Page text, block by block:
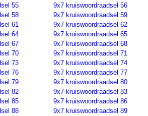
55
9x7 kruiswoordraadsel 56
58
9x7 kruiswoordraadsel 59
61
9x7 kruiswoordraadsel 62
64
9x7 kruiswoordraadsel 65
67
9x7 kruiswoordraadsel 68
70
9x7 kruiswoordraadsel 71
73
9x7 kruiswoordraadsel 74
76
9x7 kruiswoordraadsel 77
79
9x7 kruiswoordraadsel 80
82
9x7 kruiswoordraadsel 83
85
9x7 kruiswoordraadsel 86
88
9x7 kruiswoordraadsel 89